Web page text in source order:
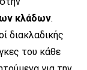
κλάδων.
διακλαδικής
του κάθε